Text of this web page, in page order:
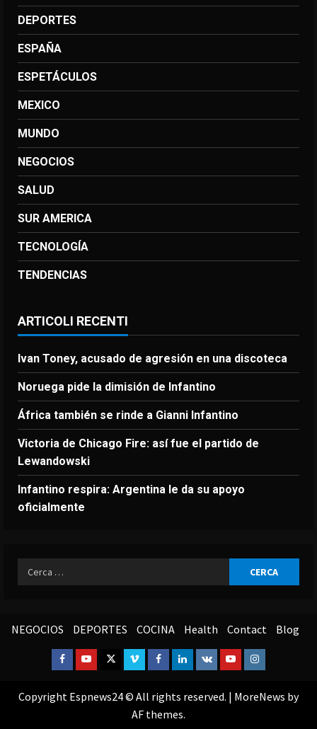
DEPORTES
ESPAÑA
ESPETÁCULOS
MEXICO
MUNDO
NEGOCIOS
SALUD
SUR AMERICA
TECNOLOGÍA
TENDENCIAS
ARTICOLI RECENTI
Ivan Toney, acusado de agresión en una discoteca
Noruega pide la dimisión de Infantino
África también se rinde a Gianni Infantino
Victoria de Chicago Fire: así fue el partido de
Lewandowski
Infantino respira: Argentina le da su apoyo
oficialmente
Ricerca
per:
NEGOCIOS DEPORTES COCINA Health Contact Blog
Facebook
YoutubeTwitterVimeoFacebook
Linkedin
VK YoutubeInstagram
Copyright Espnews24 © All rights reserved. | MoreNews by
AF themes.